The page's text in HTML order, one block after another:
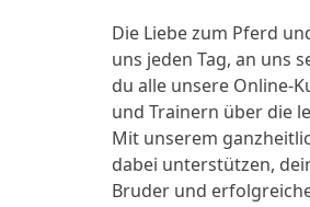
Die Liebe zum Pferd
uns jeden Tag, an uns
du alle unsere Online-
und Trainern über die
Mit unserem
dabei unterstützen,
Bruder und